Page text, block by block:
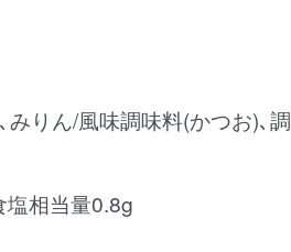
りん/風味調味料(かつお)､調
相当量0.8g